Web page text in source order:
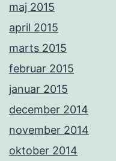
maj 2015
april 2015
marts 2015
februar 2015
januar 2015
december 2014
november 2014
oktober 2014